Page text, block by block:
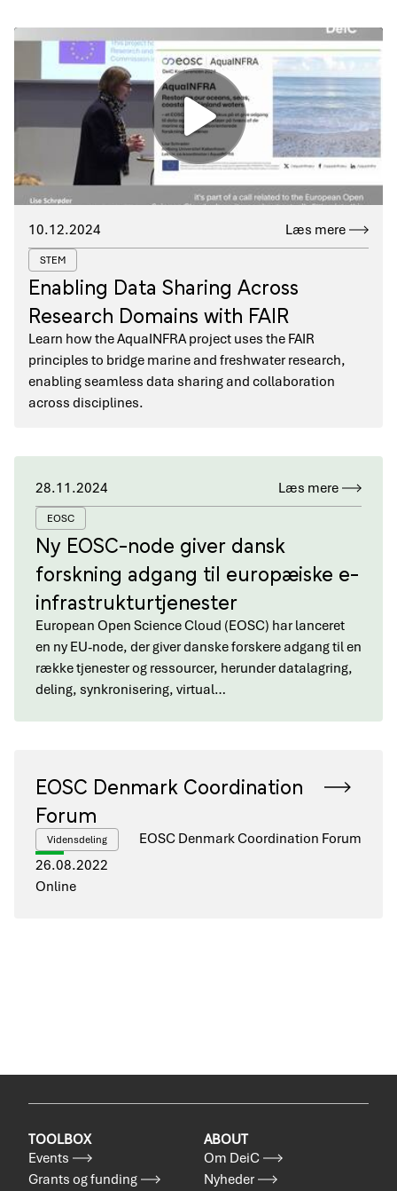
10.12.2024 Læs mere
STEM
Enabling Data Sharing Across
Research Domains with FAIR
Learn how the AquaINFRA project uses the FAIR
principles to bridge marine and freshwater research,
enabling seamless data sharing and collaboration
across disciplines.
28.11.2024 Læs mere
EOSC
Ny EOSC-node giver dansk
forskning adgang til europæiske e-
infrastrukturtjenester
European Open Science Cloud (EOSC) har lanceret
en ny EU-node, der giver danske forskere adgang til en
række tjenester og ressourcer, herunder datalagring,
deling, synkronisering, virtual…
EOSC Denmark Coordination
Forum
Vidensdeling
EOSC Denmark Coordination Forum
26.08.2022
Online
TOOLBOX
Events
Grants og funding
ABOUT
Om DeiC
Nyheder